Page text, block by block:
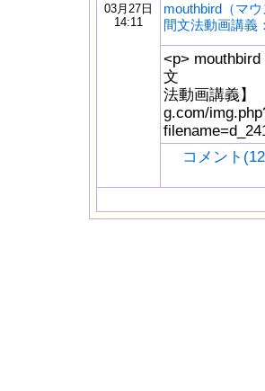
03月27日
14:11
mouthbird（マ
間文法動画講義
<p>
文
法動画講義】
g.com/
コメント